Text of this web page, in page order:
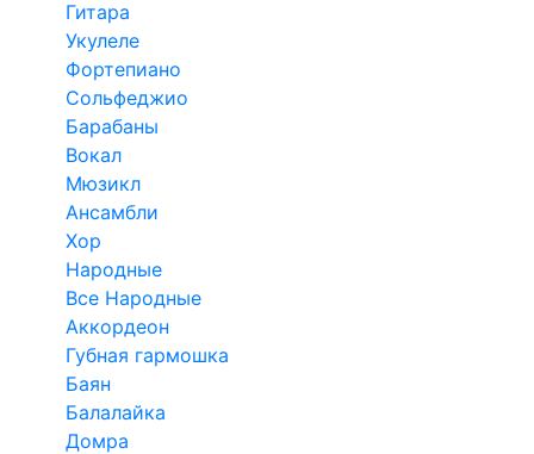
Гитара
Укулеле
Фортепиано
Сольфеджио
Барабаны
Вокал
Мюзикл
Ансамбли
Хор
Народные
Все Народные
Аккордеон
Губная гармошка
Баян
Балалайка
Домра